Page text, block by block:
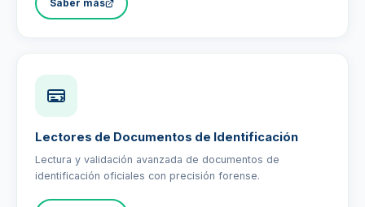
Saber más
Lectores de Documentos de Identificación
Lectura y validación avanzada de documentos de
identificación oficiales con precisión forense.